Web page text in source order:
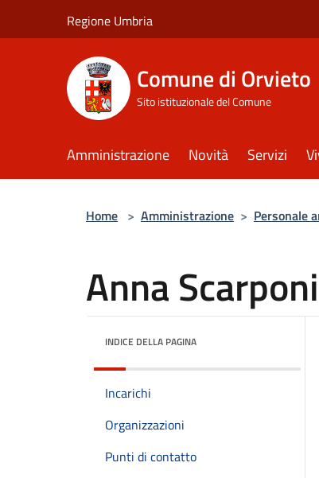
Regione Umbria
Comune di Orvieto
Sito istituzionale del Comune
Amministrazione Novità Servizi
Home > Amministrazione > Personale
Anna Scarponi
INDICE DELLA PAGINA
Incarichi
Organizzazioni
Punti di contatto